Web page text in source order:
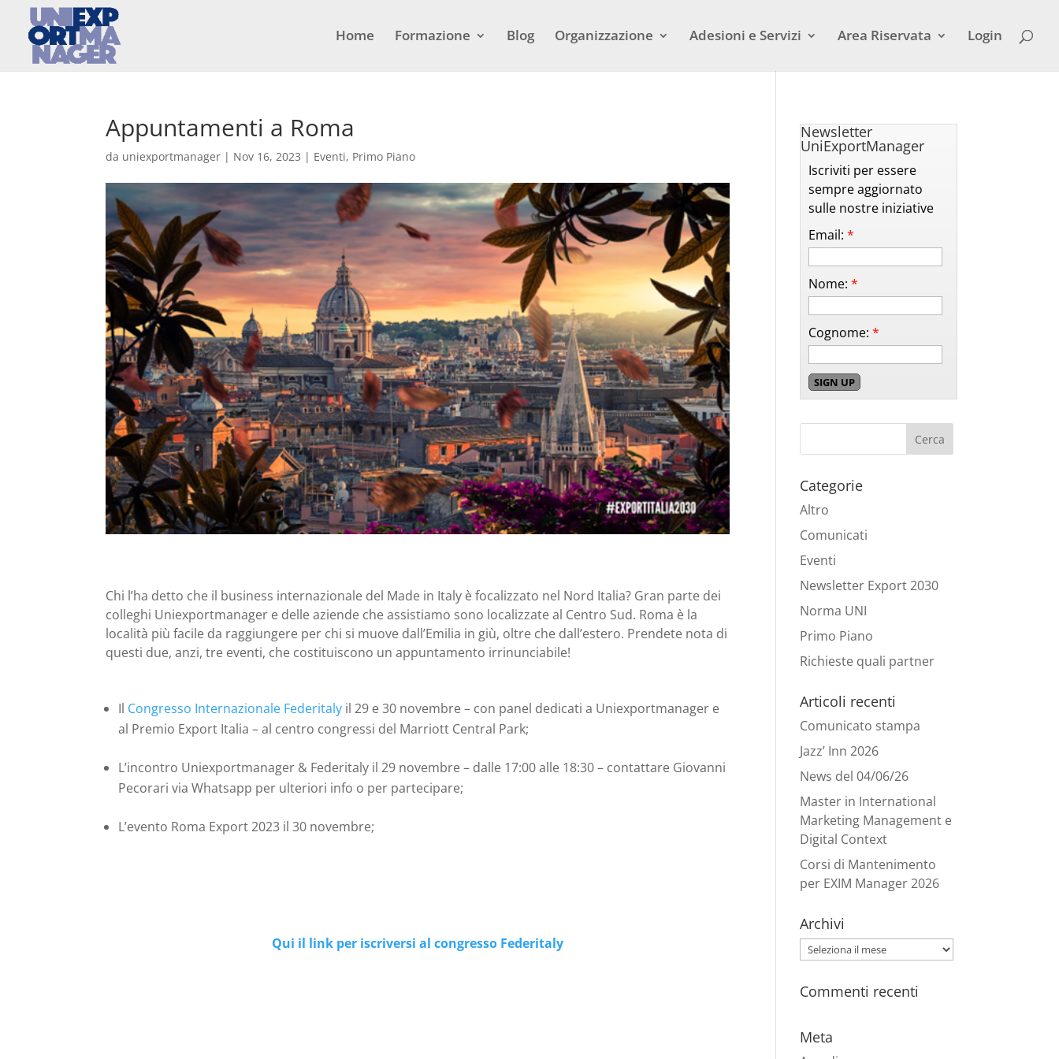
Home Formazione Blog Organizzazione Adesioni e Servizi Area Riservata Login
Appuntamenti a Roma
da uniexportmanager | Nov 16, 2023 | Eventi, Primo Piano
Chi l’ha detto che il business internazionale del Made in Italy è focalizzato nel Nord Italia? Gran parte dei
colleghi Uniexportmanager e delle aziende che assistiamo sono localizzate al Centro Sud. Roma è la
località più facile da raggiungere per chi si muove dall’Emilia in giù, oltre che dall’estero. Prendete nota di
questi due, anzi, tre eventi, che costituiscono un appuntamento irrinunciabile!
Il Congresso Internazionale Federitaly il 29 e 30 novembre – con panel dedicati a Uniexportmanager e
al Premio Export Italia – al centro congressi del Marriott Central Park;
L’incontro Uniexportmanager & Federitaly il 29 novembre – dalle 17:00 alle 18:30 – contattare Giovanni
Pecorari via Whatsapp per ulteriori info o per partecipare;
L’evento Roma Export 2023 il 30 novembre;
Qui il link per iscriversi al congresso Federitaly
Newsletter
UniExportManager
Iscriviti per essere
sempre aggiornato
sulle nostre iniziative
Email:*
Nome:*
Cognome:*
Categorie
Altro
Comunicati
Eventi
Newsletter Export 2030
Norma UNI
Primo Piano
Richieste quali partner
Articoli recenti
Comunicato stampa
Jazz’ Inn 2026
News del 04/06/26
Master in International
Marketing Management e
Digital Context
Corsi di Mantenimento
per EXIM Manager 2026
Archivi
Archivi
Commenti recenti
Meta